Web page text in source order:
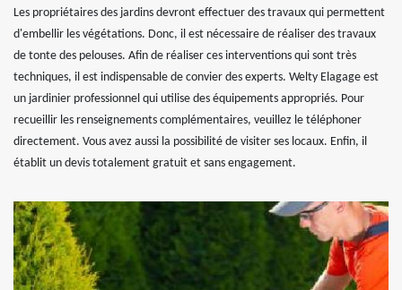
Les propriétaires des jardins devront effectuer des travaux qui permettent
d'embellir les végétations. Donc, il est nécessaire de réaliser des travaux
de tonte des pelouses. Afin de réaliser ces interventions qui sont très
techniques, il est indispensable de convier des experts. Welty Elagage est
un jardinier professionnel qui utilise des équipements appropriés. Pour
recueillir les renseignements complémentaires, veuillez le téléphoner
directement. Vous avez aussi la possibilité de visiter ses locaux. Enfin, il
établit un devis totalement gratuit et sans engagement.